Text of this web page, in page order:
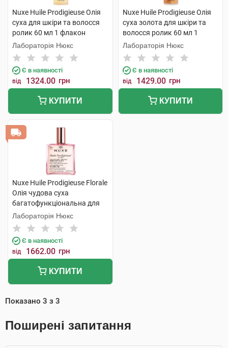
Nuxe Huile Prodigieuse Олія
суха для шкіри та волосся
ролик 60 мл 1 флакон
Лабораторія Нюкс
Є в наявності
від 1324.00 грн
КУПИТИ
Nuxe Huile Prodigieuse Олія
суха золота для шкіри та
волосся ролик 60 мл 1
флакон
Лабораторія Нюкс
Є в наявності
від 1429.00 грн
КУПИТИ
Nuxe Huile Prodigieuse Florale
Олія чудова суха
багатофункціональна для
обличчя,тіла та волосся 100
мл 1 флакон
Лабораторія Нюкс
Є в наявності
від 1662.00 грн
КУПИТИ
Показано 3 з 3
Поширені запитання